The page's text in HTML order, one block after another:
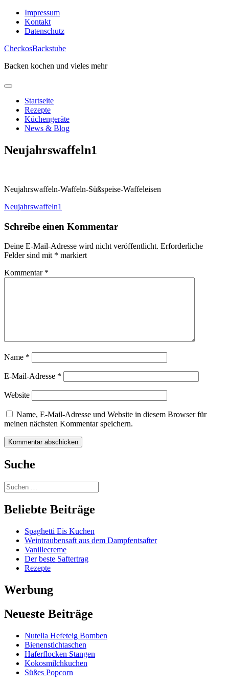
Skip
content
Impressum
Kontakt
Datenschutz
CheckosBackstube
Backen kochen und vieles mehr
Startseite
Rezepte
Küchengeräte
News & Blog
Neujahrswaffeln1
Neujahrswaffeln-Waffeln-Süßspeise-Waffeleisen
Beitragsnavigation
Neujahrswaffeln1
Schreibe einen Kommentar
Deine E-Mail-Adresse wird nicht veröffentlicht. Erforderliche
Felder sind mit * markiert
Kommentar *
Name *
E-Mail-Adresse *
Website
Name, E-Mail-Adresse und Website in diesem Browser für
meinen nächsten Kommentar speichern.
Suche
Beliebte Beiträge
Spaghetti Eis Kuchen
Weintraubensaft aus dem Dampfentsafter
Vanillecreme
Der beste Saftertrag
Rezepte
Werbung
Neueste Beiträge
Nutella Hefeteig Bomben
Bienenstichtaschen
Haferflocken Stangen
Kokosmilchkuchen
Süßes Popcorn